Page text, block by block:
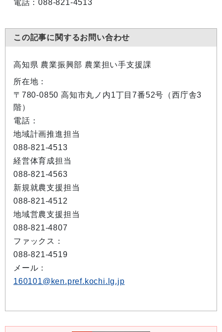
電話：088-821-4513
この記事に関するお問い合わせ
高知県 農業振興部 農業担い手支援課
所在地：
〒780-0850 高知市丸ノ内1丁目7番52号（西庁舎3
階）
電話：
地域計画推進担当
088-821-4513
経営体育成担当
088-821-4563
新規就農支援担当
088-821-4512
地域営農支援担当
088-821-4807
ファックス：
088-821-4519
メール：
160101@ken.pref.kochi.lg.jp